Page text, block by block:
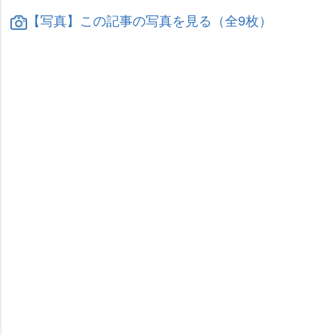
【写真】この記事の写真を見る（全9枚）